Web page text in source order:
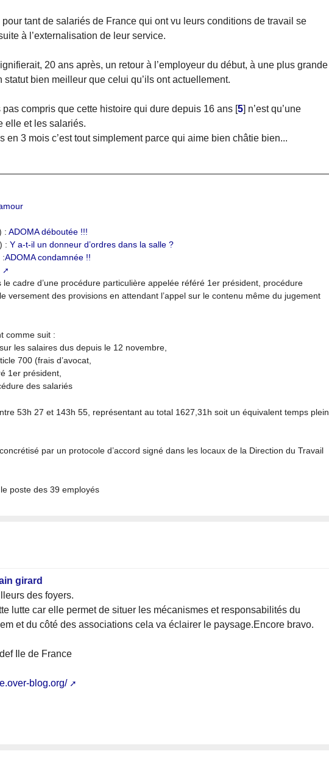
tant de salariés de France qui ont vu leurs conditions de travail se
à l’externalisation de leur service.
20 ans après, un retour à l’employeur du début, à une plus grande
statut bien meilleur que celui qu’ils ont actuellement.
pas compris que cette histoire qui dure depuis 16 ans [5] n’est qu’une
elle et les salariés.
en 3 mois c’est tout simplement parce qui aime bien châtie bien...
: ADOMA déboutée !!!
: Y a-t-il un donneur d’ordres dans la salle ?
:ADOMA condamnée !!
le cadre d’une procédure particulière appelée référé 1er président, procédure
versement des provisions en attendant l’appel sur le contenu même du jugement
comme suit :
les salaires dus depuis le 12 novembre,
700 (frais d’avocat,
1er président,
des salariés
53h 27 et 143h 55, représentant au total 1627,31h soit un équivalent temps plein
par un protocole d’accord signé dans les locaux de la Direction du Travail
poste des 39 employés
girard
des foyers.
lutte car elle permet de situer les mécanismes et responsabilités du
et du côté des associations cela va éclairer le paysage.Encore bravo.
Ile de France
blog.org/